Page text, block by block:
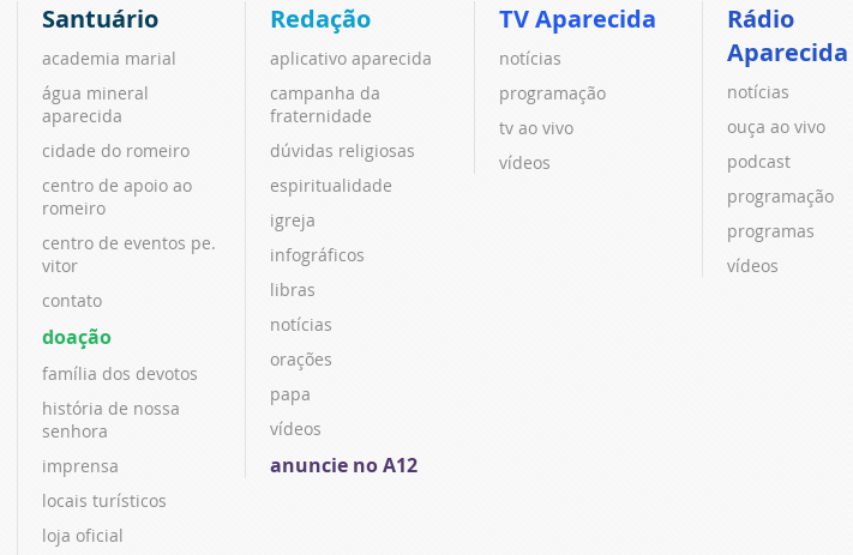
Santuário
academia marial
água mineral
aparecida
cidade do romeiro
centro de apoio ao
romeiro
centro de eventos pe.
vitor
contato
doação
família dos devotos
história de nossa
senhora
imprensa
locais turísticos
loja oficial
Redação
aplicativo aparecida
campanha da
fraternidade
dúvidas religiosas
espiritualidade
igreja
infográficos
libras
notícias
orações
papa
vídeos
anuncie no A12
TV Aparecida
notícias
programação
tv ao vivo
vídeos
Rádio
Aparecida
notícias
ouça ao vivo
podcast
programação
programas
vídeos